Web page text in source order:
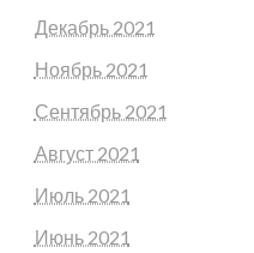
Декабрь 2021
Ноябрь 2021
Сентябрь 2021
Август 2021
Июль 2021
Июнь 2021